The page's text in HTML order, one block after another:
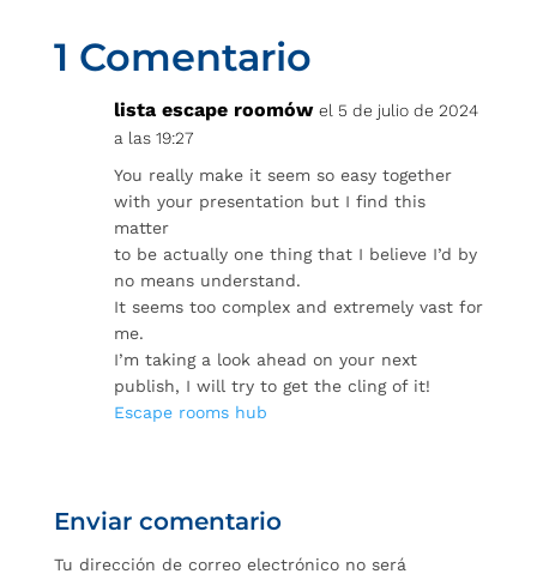
1 Comentario
lista escape roomów el 5 de julio de 2024
a las 19:27
You really make it seem so easy together
with your presentation but I find this
matter
to be actually one thing that I believe I’d by
no means understand.
It seems too complex and extremely vast for
me.
I’m taking a look ahead on your next
publish, I will try to get the cling of it!
Escape rooms hub
Enviar comentario
Tu dirección de correo electrónico no será